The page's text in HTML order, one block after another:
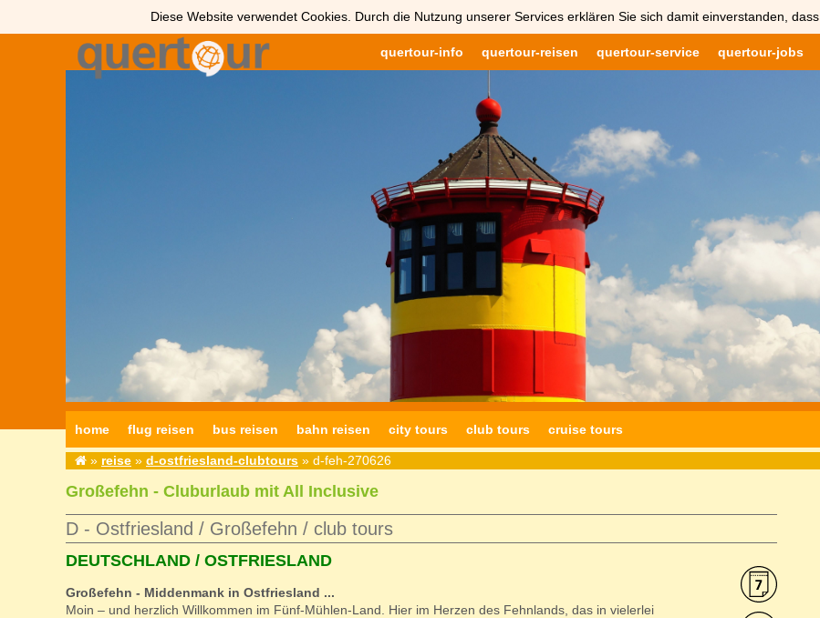
Diese Website verwendet Cookies. Durch die Nutzung unserer Services erklären Sie sich damit einverstanden,
quertour-info quertour-reisen quertour-service quertour-jobs
home flug reisen bus reisen bahn reisen city tours club tours cruise tours
» reise » d-ostfriesland-clubtours » d-feh-270626
Großefehn - Cluburlaub mit All Inclusive
D - Ostfriesland / Großefehn / club tours
DEUTSCHLAND / OSTFRIESLAND
Großefehn - Middenmank in Ostfriesland ...
Moin – und herzlich Willkommen im Fünf-Mühlen-Land. Hier im Herzen des Fehnlands, das in vielerlei